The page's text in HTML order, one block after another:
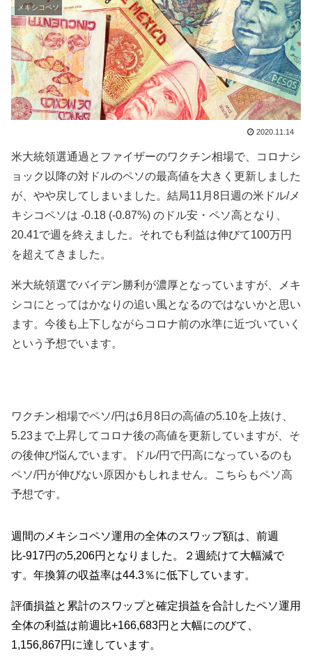
メキシコペソ
2020.11.14
米大統領選通過とファイザーのワクチン相場で、コロナシ
ョック以降の対ドルのペソの最高値を大きく更新しました
が、やや戻してしまいました。結局11月8日週の米ドル/メ
キシコペソは -0.18 (-0.87%) の ドル安・ ペソ高となり、
20.41で週を終えました。 それでも利益は伸びて100万円
を超えてきました。
米大統領選でバイデン勝利が濃厚となっていますが、メキ
シコにとってはかなりの追い風となるのではないかと思い
ます。今後も上下しながらコロナ前の水準に近づいていく
という予想でいます。
ワクチン相場でペソ/円は6月8日の高値の5.10を上抜け、
5.23まで上昇してコロナ後の高値を更新していますが、そ
の後伸び悩んでいます。ドル/円で円高になっているのも
ペソ/円が伸びない原因かもしれません。こちらもペソ高
予想です。
週間のメキシコペソ運用の全体のスワップ額は、前週
比-917円の5,206円となりました。２週続けて大幅減で
す。年換算の収益率は44.3％に低下しています。
評価損益と累計のスワップと確定損益を合計したペソ運用
全体の利益は前週比+166,683円と大幅にのびて、
1,156,867円に達しています。